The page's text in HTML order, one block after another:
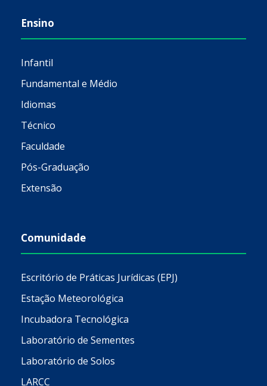
Ensino
Infantil
Fundamental e Médio
Idiomas
Técnico
Faculdade
Pós-Graduação
Extensão
Comunidade
Escritório de Práticas Jurídicas (EPJ)
Estação Meteorológica
Incubadora Tecnológica
Laboratório de Sementes
Laboratório de Solos
LARCC